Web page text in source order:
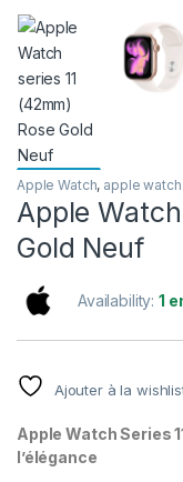
Apple Watch, apple watch
Apple
Gold Neuf
Availability:1
Ajouter à la
Apple Watch Series
l’élégance